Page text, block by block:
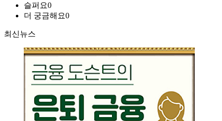
슬퍼요0
더 궁금해요0
최신뉴스